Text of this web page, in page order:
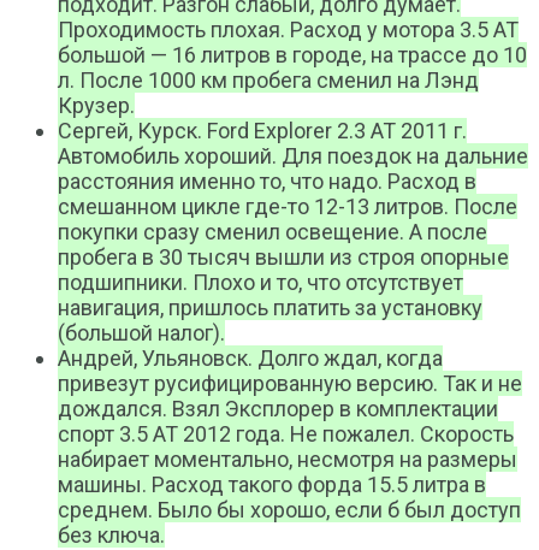
Проходимость плохая. Расход у мотора 3.5 АТ
большой — 16 литров в городе, на трассе до 10
л. После 1000 км пробега сменил на Лэнд
Крузер.
Сергей, Курск. Ford Explorer 2.3 AT 2011 г.
Автомобиль хороший. Для поездок на дальние
расстояния именно то, что надо. Расход в
смешанном цикле где-то 12-13 литров. После
покупки сразу сменил освещение. А после
пробега в 30 тысяч вышли из строя опорные
подшипники. Плохо и то, что отсутствует
навигация, пришлось платить за установку
(большой налог).
Андрей, Ульяновск. Долго ждал, когда
привезут русифицированную версию. Так и не
дождался. Взял Эксплорер в комплектации
спорт 3.5 АТ 2012 года. Не пожалел. Скорость
набирает моментально, несмотря на размеры
машины. Расход такого форда 15.5 литра в
среднем. Было бы хорошо, если б был доступ
без ключа.